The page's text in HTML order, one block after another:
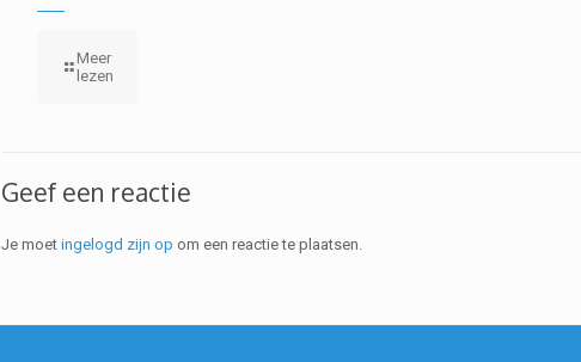
Meer
lezen
Geef een reactie
Je moetingelogd zijn op om een reactie te plaatsen.